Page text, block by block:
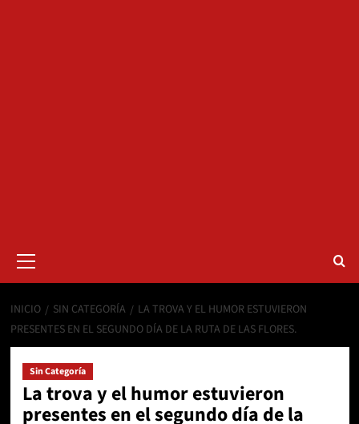
primario
INICIO SIN CATEGORÍA
LA TROVA Y EL HUMOR ESTUVIERON
PRESENTES EN EL SEGUNDO DÍA DE LA RUTA DE LAS FLORES.
Sin Categoría
La trova y el humor estuvieron
presentes en el segundo día de la